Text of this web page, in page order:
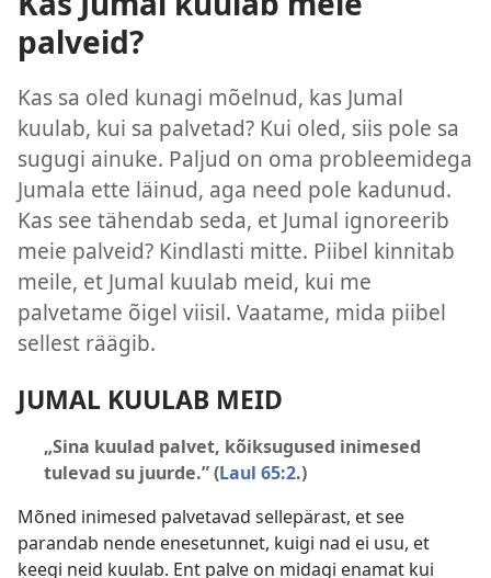
palveid?
Kas sa oled kunagi mõelnud, kas Jumal
kuulab, kui sa palvetad? Kui oled, siis pole sa
sugugi ainuke. Paljud on oma probleemidega
Jumala ette läinud, aga need pole kadunud.
Kas see tähendab seda, et Jumal ignoreerib
meie palveid? Kindlasti mitte. Piibel kinnitab
meile, et Jumal kuulab meid, kui me
palvetame õigel viisil. Vaatame, mida piibel
sellest räägib.
JUMAL KUULAB MEID
„Sina kuulad palvet, kõiksugused inimesed
tulevad su juurde.” (Laul 65:2.)
Mõned inimesed palvetavad sellepärast, et see
parandab nende enesetunnet, kuigi nad ei usu, et
keegi neid kuulab. Ent palve on midagi enamat kui